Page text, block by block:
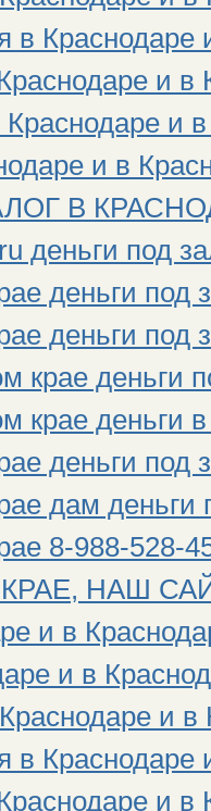
в Краснодаре
и
Краснодаре и
и в
В
деньги под
деньги под
деньги
крае деньги
крае деньги
деньги под
дам деньги
8-988-
НАШ
и в
и в
и в
в Краснодаре
и